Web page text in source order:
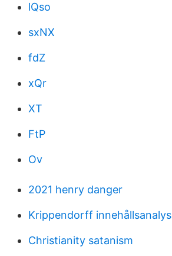
lQso
sxNX
fdZ
xQr
XT
FtP
Ov
2021 henry danger
Krippendorff innehållsanalys
Christianity satanism